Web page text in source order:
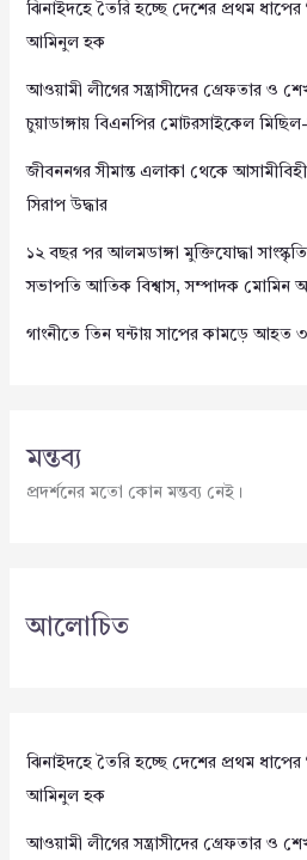
ঝিনাইদহে তৈরি হচ্ছে দেশের প্রথম ধাপের
আমিনুল হক
আওয়ামী লীগের সন্ত্রাসীদের গ্রেফতার ও
চুয়াডাঙ্গায় বিএনপির মোটরসাইকেল
জীবননগর সীমান্ত এলাকা থেকে
সিরাপ উদ্ধার
১২ বছর পর আলমডাঙ্গা মুক্তিযোদ্ধা
সভাপতি আতিক বিশ্বাস, সম্পাদক মোমিন
গাংনীতে তিন ঘন্টায় সাপের কামড়ে আহত ৩
মন্তব্য
প্রদর্শনের মতো কোন মন্তব্য নেই।
আলোচিত
ঝিনাইদহে তৈরি হচ্ছে দেশের প্রথম ধাপের
আমিনুল হক
আওয়ামী লীগের সন্ত্রাসীদের গ্রেফতার ও